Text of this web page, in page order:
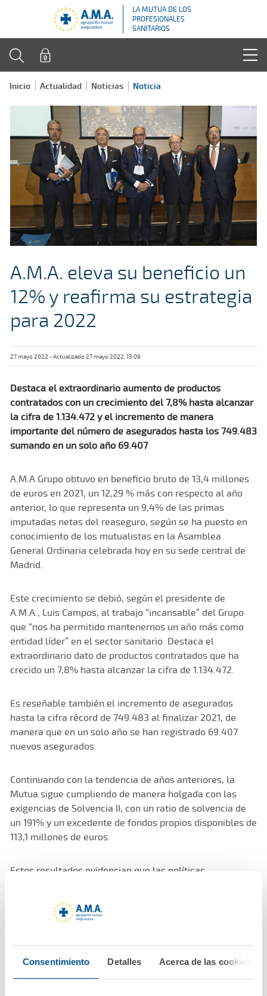
Consentimiento Detalles Acerca de las cookies
LA MUTUA DE LOS
PROFESIONALES
SANITARIOS
Inicio Actualidad Noticias Noticia
A.M.A. eleva su beneficio un
12% y reafirma su estrategia
para 2022
27 mayo 2022 - Actualizado 27 mayo 2022, 13:09
Destaca el extraordinario aumento de productos
contratados con un crecimiento del 7,8% hasta alcanzar
la cifra de 1.134.472 y el incremento de manera
importante del número de asegurados hasta los 749.483
sumando en un solo año 69.407
A.M.A Grupo obtuvo en beneficio bruto de 13,4 millones
de euros en 2021, un 12,29 % más con respecto al año
anterior, lo que representa un 9,4% de las primas
imputadas netas del reaseguro, según se ha puesto en
conocimiento de los mutualistas en la Asamblea
General Ordinaria celebrada hoy en su sede central de
Madrid.
Este crecimiento se debió, según el presidente de
A.M.A., Luis Campos, al trabajo “incansable” del Grupo
que “nos ha permitido mantenernos un año más como
entidad líder” en el sector sanitario. Destaca el
extraordinario dato de productos contratados que ha
crecido un 7,8% hasta alcanzar la cifra de 1.134.472.
Es reseñable también el incremento de asegurados
hasta la cifra récord de 749.483 al finalizar 2021, de
manera que en un solo año se han registrado 69.407
nuevos asegurados.
Continuando con la tendencia de años anteriores, la
Mutua sigue cumpliendo de manera holgada con las
exigencias de Solvencia II, con un ratio de solvencia de
un 191% y un excedente de fondos propios disponibles de
113,1 millones de euros.
Estos resultados evidencian que las políticas
referentes en el mercado, han servido para hacer del
En lo que se refiere a Ama Vida, la sociedad presidida
por el Dr. Diego Murillo, ha logrado mejorar de forma